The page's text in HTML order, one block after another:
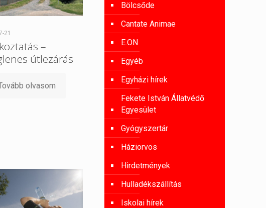
21
–
útlezárás
olvasom
Bölcsőde
Cantate Animae
E.ON
Egyéb
Egyházi hírek
Fekete István Állatvédő
Egyesület
Gyógyszertár
Háziorvos
Hirdetmények
Hulladékszállítás
Iskolai hírek